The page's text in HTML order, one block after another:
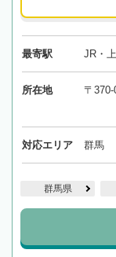
最寄駅 JR・
所在地 〒
対応エリア 群馬
群馬県